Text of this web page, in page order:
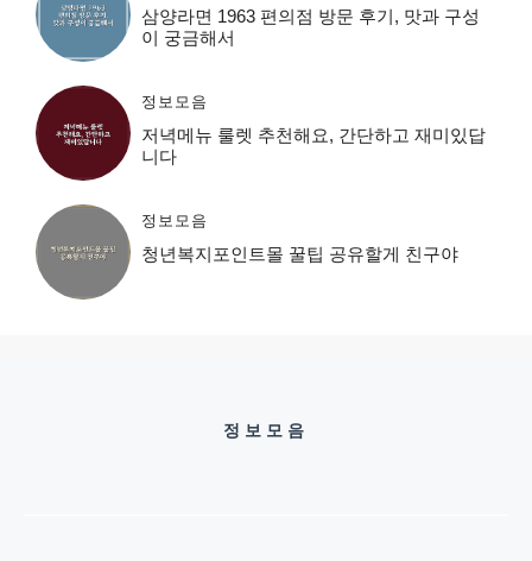
삼양라면 1963 편의점 방문 후기, 맛과 구성
이 궁금해서
정보모음
저녁메뉴 룰렛 추천해요, 간단하고 재미있답
니다
정보모음
청년복지포인트몰 꿀팁 공유할게 친구야
정보모음